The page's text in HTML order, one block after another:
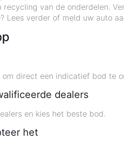
van de onderdelen.
Lees verder of meld uw auto
direct een indicatief bod te
dealers
en kies het beste bod.
het